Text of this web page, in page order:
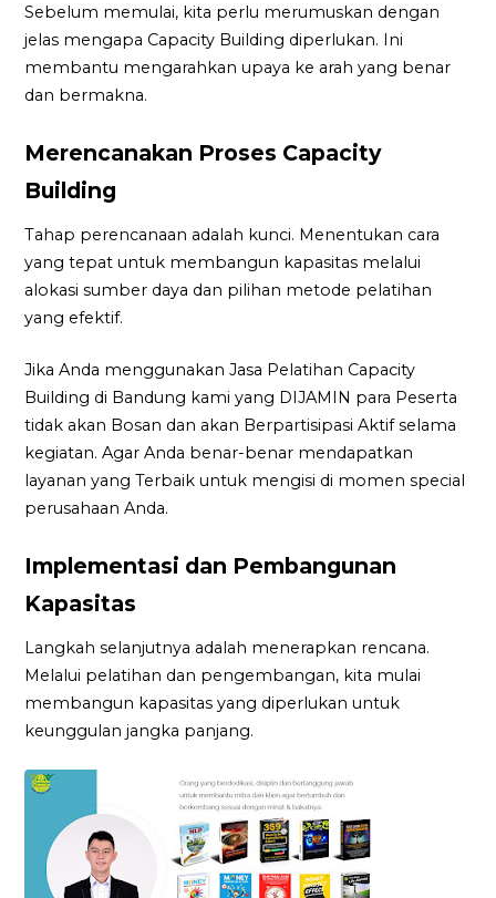
Sebelum memulai, kita perlu merumuskan dengan
jelas mengapa Capacity Building diperlukan. Ini
membantu mengarahkan upaya ke arah yang benar
dan bermakna.
Merencanakan Proses Capacity
Building
Tahap perencanaan adalah kunci. Menentukan cara
yang tepat untuk membangun kapasitas melalui
alokasi sumber daya dan pilihan metode pelatihan
yang efektif.
Jika Anda menggunakan Jasa Pelatihan Capacity
Building di Bandung kami yang DIJAMIN para Peserta
tidak akan Bosan dan akan Berpartisipasi Aktif selama
kegiatan. Agar Anda benar-benar mendapatkan
layanan yang Terbaik untuk mengisi di momen special
perusahaan Anda.
Implementasi dan Pembangunan
Kapasitas
Langkah selanjutnya adalah menerapkan rencana.
Melalui pelatihan dan pengembangan, kita mulai
membangun kapasitas yang diperlukan untuk
keunggulan jangka panjang.